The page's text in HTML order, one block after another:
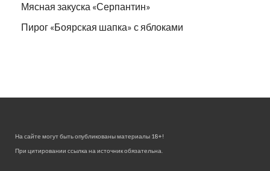
Мясная закуска «Серпантин»
Пирог «Боярская шапка» с яблоками
На сайте могут быть опубликованы материалы 18+!
При цитировании ссылка на источник обязательна.